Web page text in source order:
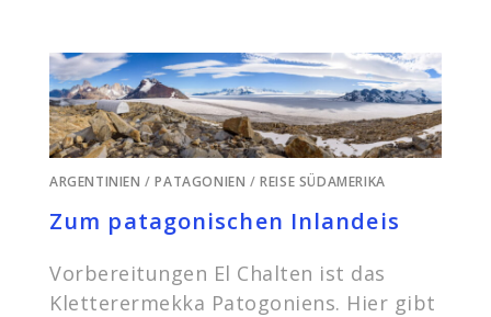
ARGENTINIEN /PATAGONIEN /REISE SÜDAMERIKA
Zum patagonischen Inlandeis
Vorbereitungen El Chalten ist das
Kletterermekka Patogoniens. Hier gibt